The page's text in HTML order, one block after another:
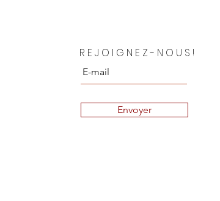
REJOIGNEZ-NOUS!
Envoyer